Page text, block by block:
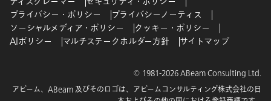
プライバシー・ポリシー
プライバシーノーティス
ソーシャルメディア・ポリシー
クッキー・ポリシー
AIポリシー
マルチステークホルダー方針 サイトマップ
© 1981-2026 ABeam Consulting Ltd.
アビーム、ABeam 及びそのロゴは、アビームコンサルティング株式会社の日